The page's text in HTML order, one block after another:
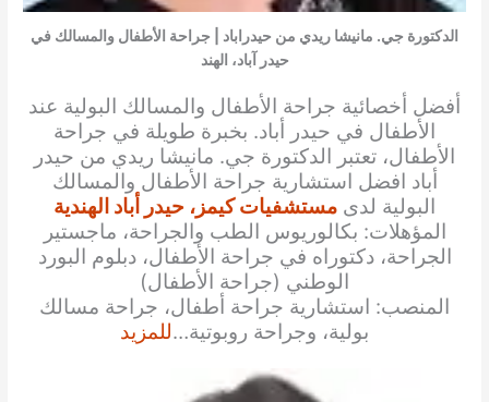
الدكتورة جي. مانيشا ريدي من حيدراباد | جراحة الأطفال والمسالك في
حيدر آباد، الهند
أفضل أخصائية جراحة الأطفال والمسالك البولية عند
الأطفال في حيدر أباد. بخبرة طويلة في جراحة
الأطفال، تعتبر الدكتورة جي. مانيشا ريدي من حيدر
أباد افضل استشارية جراحة الأطفال والمسالك
البولية لدى مستشفيات كيمز، حيدر أباد الهندية
المؤهلات: بكالوريوس الطب والجراحة، ماجستير
الجراحة، دكتوراه في جراحة الأطفال، دبلوم البورد
الوطني (جراحة الأطفال)
المنصب: استشارية جراحة أطفال، جراحة مسالك
بولية، وجراحة روبوتية…للمزيد